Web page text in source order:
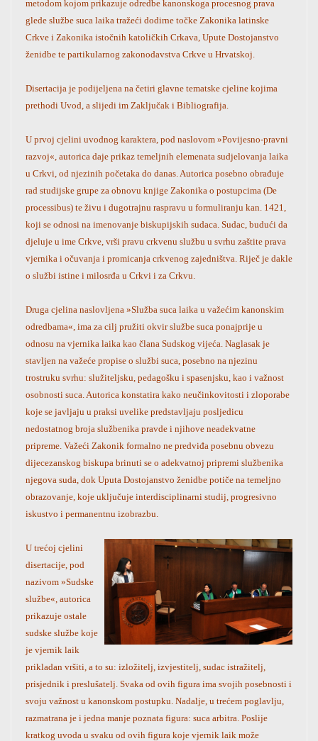
metodom kojom prikazuje odredbe kanonskoga procesnog prava
glede službe suca laika tražeći dodirne točke Zakonika latinske
Crkve i Zakonika istočnih katoličkih Crkava, Upute Dostojanstvo
ženidbe te partikularnog zakonodavstva Crkve u Hrvatskoj.
Disertacija je podijeljena na četiri glavne tematske cjeline kojima
prethodi Uvod, a slijedi im Zaključak i Bibliografija.
U prvoj cjelini uvodnog karaktera, pod naslovom »Povijesno-pravni
razvoj«, autorica daje prikaz temeljnih elemenata sudjelovanja laika
u Crkvi, od njezinih početaka do danas. Autorica posebno obrađuje
rad studijske grupe za obnovu knjige Zakonika o postupcima (De
processibus) te živu i dugotrajnu raspravu u formuliranju kan. 1421,
koji se odnosi na imenovanje biskupijskih sudaca. Sudac, budući da
djeluje u ime Crkve, vrši pravu crkvenu službu u svrhu zaštite prava
vjernika i očuvanja i promicanja crkvenog zajedništva. Riječ je dakle
o službi istine i milosrđa u Crkvi i za Crkvu.
Druga cjelina naslovljena »Služba suca laika u važećim kanonskim
odredbama«, ima za cilj pružiti okvir službe suca ponajprije u
odnosu na vjernika laika kao člana Sudskog vijeća. Naglasak je
stavljen na važeće propise o službi suca, posebno na njezinu
trostruku svrhu: služiteljsku, pedagošku i spasenjsku, kao i važnost
osobnosti suca. Autorica konstatira kako neučinkovitosti i zloporabe
koje se javljaju u praksi uvelike predstavljaju posljedicu
nedostatnog broja službenika pravde i njihove neadekvatne
pripreme. Važeći Zakonik formalno ne predviđa posebnu obvezu
dijecezanskog biskupa brinuti se o adekvatnoj pripremi službenika
njegova suda, dok Uputa Dostojanstvo ženidbe potiče na temeljno
obrazovanje, koje uključuje interdisciplinarni studij, progresivno
iskustvo i permanentnu izobrazbu.
U trećoj cjelini
disertacije, pod
nazivom »Sudske
službe«, autorica
prikazuje ostale
sudske službe koje
je vjernik laik
prikladan vršiti, a to su: izložitelj, izvjestitelj, sudac istražitelj,
prisjednik i preslušatelj. Svaka od ovih figura ima svojih posebnosti i
svoju važnost u kanonskom postupku. Nadalje, u trećem poglavlju,
razmatrana je i jedna manje poznata figura: suca arbitra. Poslije
kratkog uvoda u svaku od ovih figura koje vjernik laik može